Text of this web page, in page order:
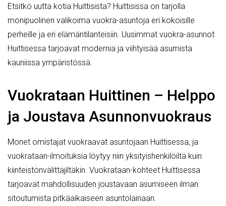
Etsitkö uutta kotia Huittisista? Huittisissa on tarjolla
monipuolinen valikoima vuokra-asuntoja eri kokoisille
perheille ja eri elämäntilanteisiin. Uusimmat vuokra-asunnot
Huittisessa tarjoavat modernia ja viihtyisää asumista
kauniissa ympäristössä.
Vuokrataan Huittinen – Helppo
ja Joustava Asunnonvuokraus
Monet omistajat vuokraavat asuntojaan Huittisessa, ja
vuokrataan-ilmoituksia löytyy niin yksityishenkilöiltä kuin
kiinteistönvälittäjiltäkin. Vuokrataan-kohteet Huittisessa
tarjoavat mahdollisuuden joustavaan asumiseen ilman
sitoutumista pitkäaikaiseen asuntolainaan.